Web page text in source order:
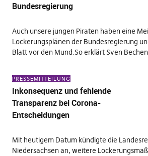
Bundesregierung
Auch unsere jungen Piraten haben eine
Lockerungsplänen der Bundesregierung
Blatt vor den Mund.So erklärt Sven
PRESSEMITTEILUNG
Inkonsequenz und fehlende
Transparenz bei Corona-
Entscheidungen
Mit heutigem Datum kündigte die
Niedersachsen an, weitere